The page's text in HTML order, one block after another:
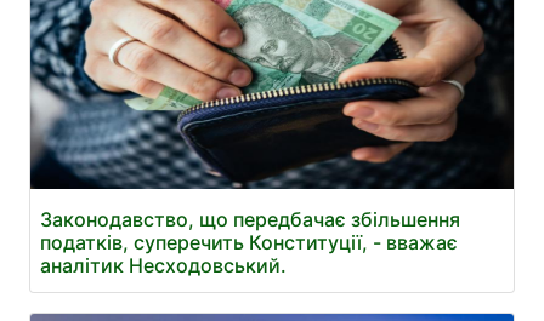
Законодавство, що передбачає збільшення
податків, суперечить Конституції, - вважає
аналітик Несходовський.